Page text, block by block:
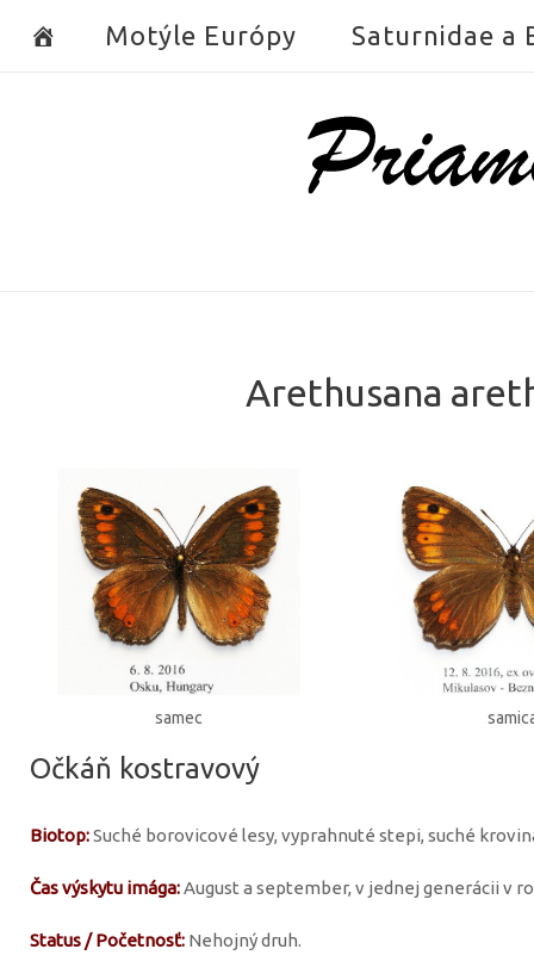
Motýle Európy Saturnidae a
Home
Arethusana
samec
Očkáň kostravový
Biotop:Suché borovicové lesy, vyprahnuté stepi, suché
Čas výskytu imága:August a september, v jednej generácii v
Status / Početnosť: Nehojný druh.